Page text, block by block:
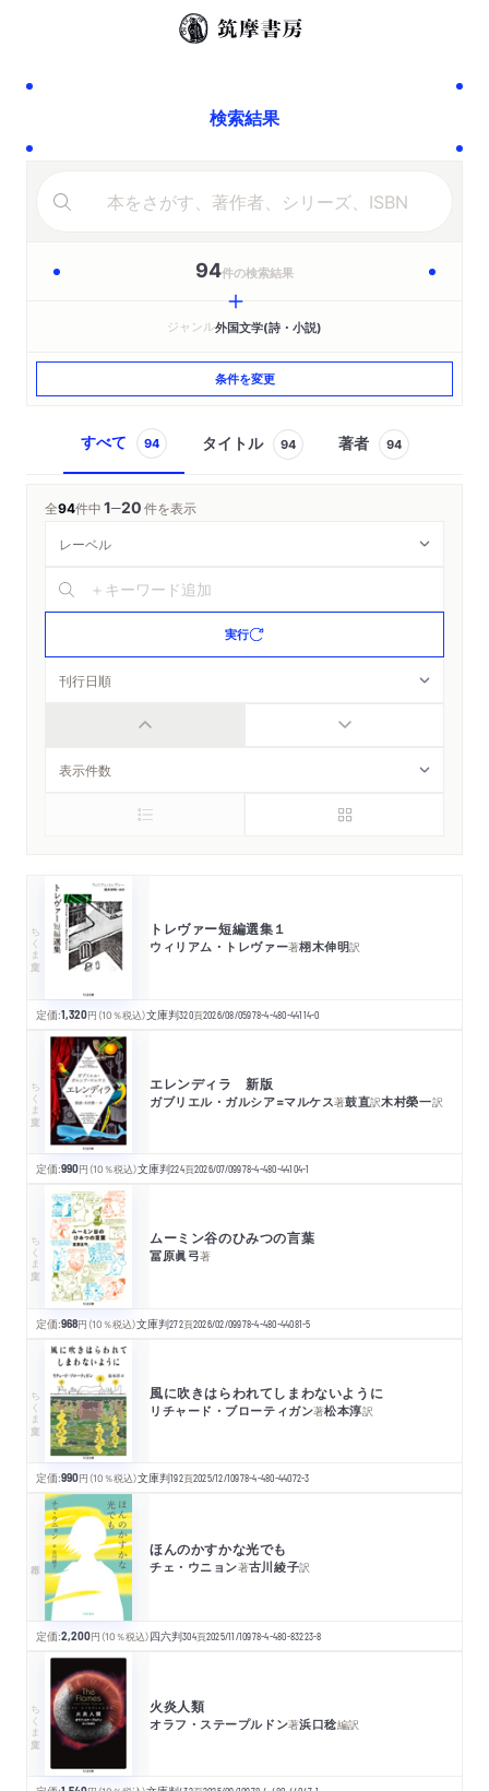
検索結果
94件の検索結果
ジャンル外国文学(詩・小説)
条件を変更
すべて 94 タイトル 94 著者 94
全94件中1─20件を表示
実行
ちくま文庫 トレヴァー短編選集１
ウィリアム・トレヴァー著栩木伸明訳
定価:1,320円 （10％税込）文庫判320頁2026/08/05978-4-480-44114-0
ちくま文庫 エレンディラ 新版
ガブリエル・ガルシア=マルケス著鼓直訳木村榮一訳
定価:990円 （10％税込）文庫判224頁2026/07/09978-4-480-44104-1
ちくま文庫 ムーミン谷のひみつの言葉
冨原眞弓著
定価:968円 （10％税込）文庫判272頁2026/02/09978-4-480-44081-5
ちくま文庫 風に吹きはらわれてしまわないように
リチャード・ブローティガン著松本淳訳
定価:990円 （10％税込）文庫判192頁2025/12/10978-4-480-44072-3
ほんのかすかな光でも
チェ・ウニョン著古川綾子訳
定価:2,200円 （10％税込）四六判304頁2025/11/10978-4-480-83223-8
ちくま文庫 火炎人類
オラフ・ステープルドン著浜口稔編訳